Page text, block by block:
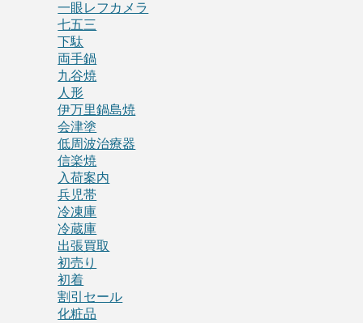
一眼レフカメラ
七五三
下駄
両手鍋
九谷焼
人形
伊万里鍋島焼
会津塗
低周波治療器
信楽焼
入荷案内
兵児帯
冷凍庫
冷蔵庫
出張買取
初売り
初着
割引セール
化粧品